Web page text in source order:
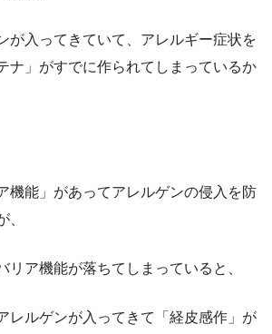
が入ってきていて、アレルギー症状を
ナ」がすでに作られてしまっているか
機能」があってアレルゲンの侵入を防
、
リア機能が落ちてしまっていると、
レルゲンが入ってきて「経皮感作」が